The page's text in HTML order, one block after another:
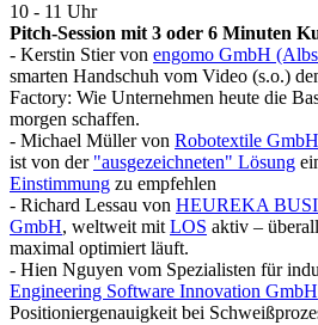
10 - 11 Uhr
Pitch-Session mit 3 oder 6 Minuten
- Kerstin Stier von engomo GmbH
smarten Handschuh vom Video (s.o.)
Factory: Wie Unternehmen heute die
morgen schaffen.
- Michael Müller von Robotextile
ist von der "ausgezeichneten" Lösung
Einstimmung zu empfehlen
- Richard Lessau von HEUREKA
GmbH, weltweit mitLOS aktiv –
maximal optimiert läuft.
- Hien Nguyen vom Spezialisten für
Engineering Software Innovation GmbH
Positioniergenauigkeit bei